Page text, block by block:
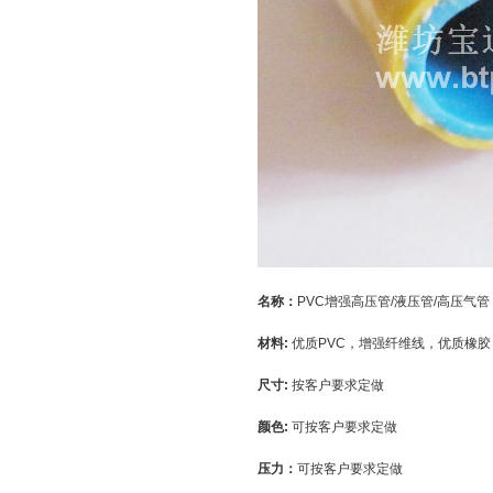
名称： PVC增强高压管/液压管/高压气管
材料: 优质PVC，增强纤维线，优质橡胶
尺寸: 按客户要求定做
颜色: 可按客户要求定做
压力： 可按客户要求定做